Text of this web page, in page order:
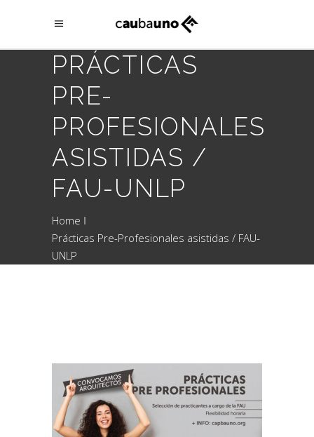
PRÁCTICAS
PRE-
PROFESIONALES
ASISTIDAS /
FAU-UNLP
Home
Prácticas Pre-Profesionales asistidas / FAU-
UNLP